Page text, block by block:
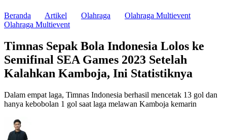
Beranda Artikel Olahraga
Olahraga Multievent
Olahraga Multievent
Timnas Sepak Bola Indonesia Lolos ke
Semifinal SEA Games 2023 Setelah
Kalahkan Kamboja, Ini Statistiknya
Dalam empat laga, Timnas Indonesia berhasil mencetak 13 gol dan
hanya kebobolan 1 gol saat laga melawan Kamboja kemarin